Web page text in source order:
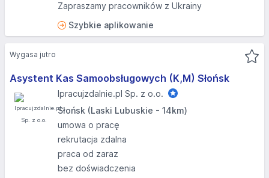
Zapraszamy pracowników z Ukrainy
Szybkie aplikowanie
Asystent Kas Samoobsługowych (K,M) Słońsk
Ipracujzdalnie.pl Sp. z o.o.
Słońsk (Laski Lubuskie - 14km)
umowa o pracę
rekrutacja zdalna
praca od zaraz
bez doświadczenia
Wygasa jutro